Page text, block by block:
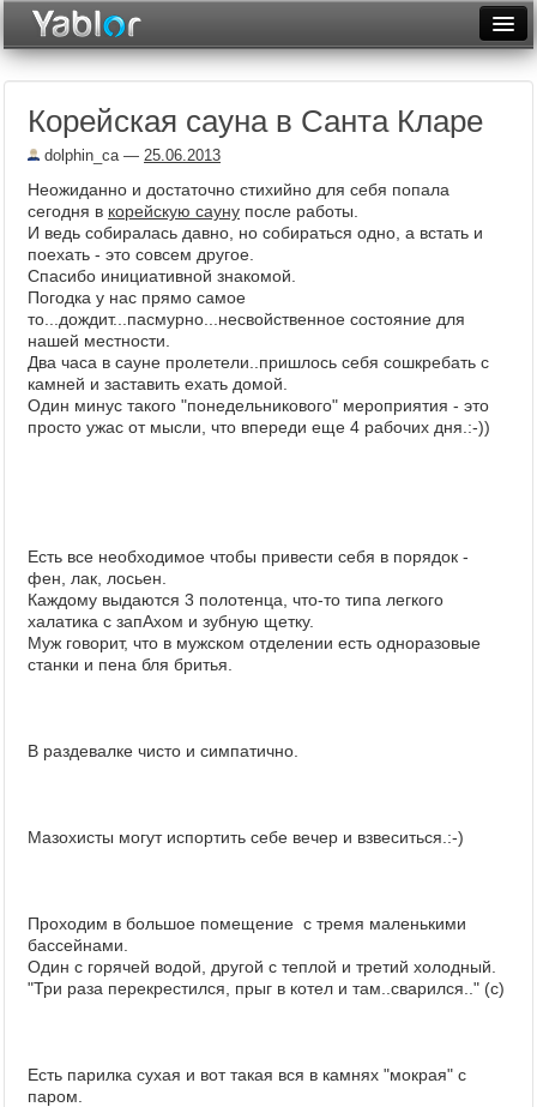
Неделя
Рейтинги
Архив
Фототоп
Видеотоп
Корейская сауна в Санта Кларе
dolphin_ca— 25.06.2013
Неожиданно и достаточно стихийно для себя попала
сегодня в корейскую сауну после работы.
И ведь собиралась давно, но собираться одно, а встать и
поехать - это совсем другое.
Спасибо инициативной знакомой.
Погодка у нас прямо самое
то...дождит...пасмурно...несвойственное состояние для
нашей местности.
Два часа в сауне пролетели..пришлось себя сошкребать с
камней и заставить ехать домой.
Один минус такого "понедельникового" мероприятия - это
просто ужас от мысли, что впереди еще 4 рабочих дня.:-))
Есть все необходимое чтобы привести себя в порядок -
фен, лак, лосьен.
Каждому выдаются 3 полотенца, что-то типа легкого
халатика с запАхом и зубную щетку.
Муж говорит, что в мужском отделении есть одноразовые
станки и пена бля бритья.
В раздевалке чисто и симпатично.
Мазохисты могут испортить себе вечер и взвеситься.:-)
Проходим в большое помещение с тремя маленькими
бассейнами.
Один с горячей водой, другой с теплой и третий холодный.
"Три раза перекрестился, прыг в котел и там..сварился.." (с)
Есть парилка сухая и вот такая вся в камнях "мокрая" с
паром.